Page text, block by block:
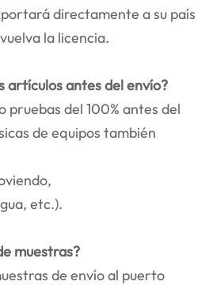
directamente a su país
la licencia.
artículos antes del envío?
pruebas del 100% antes del
de equipos también
etc.).
muestras?
de envío al puerto